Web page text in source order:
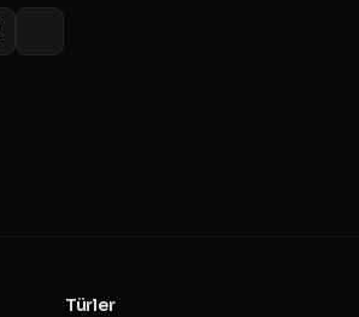
Türler